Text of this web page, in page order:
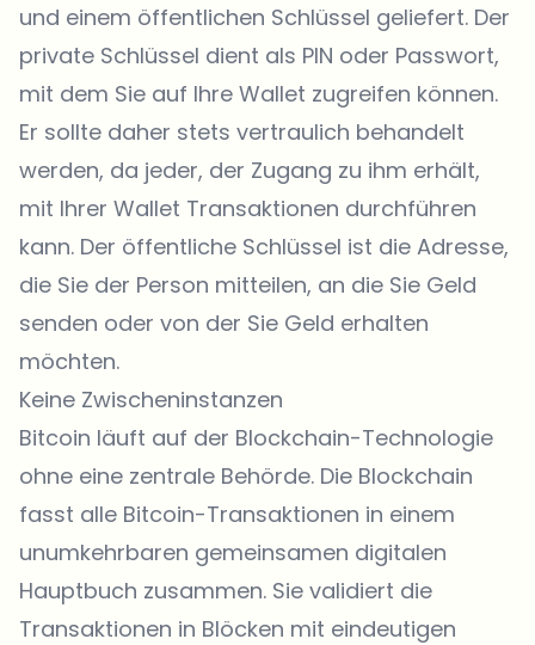
und einem öffentlichen Schlüssel geliefert. Der
private Schlüssel dient als PIN oder Passwort,
mit dem Sie auf Ihre Wallet zugreifen können.
Er sollte daher stets vertraulich behandelt
werden, da jeder, der Zugang zu ihm erhält,
mit Ihrer Wallet Transaktionen durchführen
kann. Der öffentliche Schlüssel ist die Adresse,
die Sie der Person mitteilen, an die Sie Geld
senden oder von der Sie Geld erhalten
möchten.
Keine Zwischeninstanzen
Bitcoin läuft auf der Blockchain-Technologie
ohne eine zentrale Behörde. Die Blockchain
fasst alle Bitcoin-Transaktionen in einem
unumkehrbaren gemeinsamen digitalen
Hauptbuch zusammen. Sie validiert die
Transaktionen in Blöcken mit eindeutigen